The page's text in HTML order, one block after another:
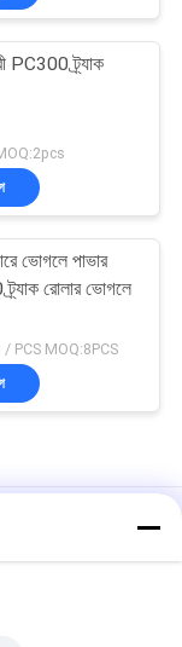
PC300 ট্র্যাক
ভোগলে পাভার
রোলার ভোগলে
/ PCS MOQ:8PCS
PC300 শীর্ষ রোলার
ট্র্যাক আইডলার
5870079